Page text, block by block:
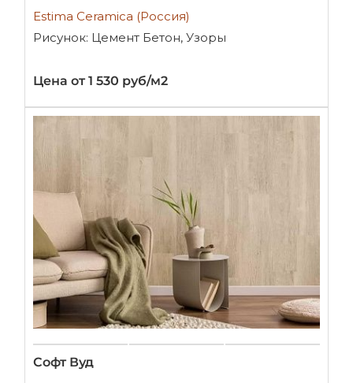
Estima Ceramica (Россия)
Рисунок: Цемент Бетон, Узоры
Цена от 1 530 руб/м2
Софт Вуд